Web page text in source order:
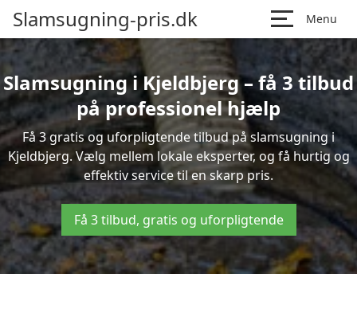
Slamsugning-pris.dk Menu
Slamsugning i Kjeldbjerg – få 3 tilbud
på professionel hjælp
Få 3 gratis og uforpligtende tilbud på slamsugning i
Kjeldbjerg. Vælg mellem lokale eksperter, og få hurtig og
effektiv service til en skarp pris.
Få 3 tilbud, gratis og uforpligtende